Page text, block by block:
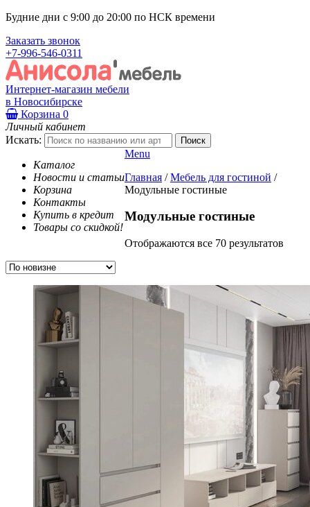
Будние дни с 9:00 до 20:00 по НСК времени
Заказать звонок
+7-996-546-0311
Интернет-магазин мебели
в Новосибирске
Корзина 0
Личный кабинет
Искать:
Каталог
Новости и статьи
Корзина
Контакты
Купить в кредит
Товары со скидкой!
Menu
Главная / Мебель для гостиной /
Модульные гостиные
Модульные гостиные
Отображаются все 70 результатов